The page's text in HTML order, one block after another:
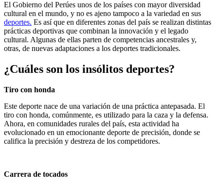
El Gobierno del Perúes unos de los países con mayor diversidad
cultural en el mundo, y no es ajeno tampoco a la variedad en sus
deportes. Es así que en diferentes zonas del país se realizan distintas
prácticas deportivas que combinan la innovación y el legado
cultural. Algunas de ellas parten de competencias ancestrales y,
otras, de nuevas adaptaciones a los deportes tradicionales.
¿Cuáles son los insólitos deportes?
Tiro con honda
Este deporte nace de una variación de una práctica antepasada. El
tiro con honda, comúnmente, es utilizado para la caza y la defensa.
Ahora, en comunidades rurales del país, esta actividad ha
evolucionado en un emocionante deporte de precisión, donde se
califica la precisión y destreza de los competidores.
Carrera de tocados